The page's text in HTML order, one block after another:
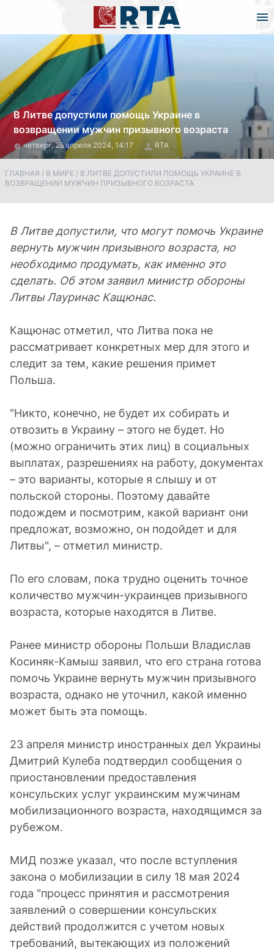
В Литве допустили помощь Украине в
возвращении мужчин призывного возраста
четверг, 25 апреля 2024, 14:17 RTA
ГЛАВНАЯ / В МИРЕ / В ЛИТВЕ ДОПУСТИЛИ ПОМОЩЬ УКРАИНЕ В
ВОЗВРАЩЕНИИ МУЖЧИН ПРИЗЫВНОГО ВОЗРАСТА
В Литве допустили, что могут помочь Украине
вернуть мужчин призывного возраста, но
необходимо продумать, как именно это
сделать. Об этом заявил министр обороны
Литвы Лауринас Кащюнас.
Кащюнас отметил, что Литва пока не
рассматривает конкретных мер для этого и
следит за тем, какие решения примет
Польша.
"Никто, конечно, не будет их собирать и
отвозить в Украину – этого не будет. Но
(можно ограничить этих лиц) в социальных
выплатах, разрешениях на работу, документах
– это варианты, которые я слышу и от
польской стороны. Поэтому давайте
подождем и посмотрим, какой вариант они
предложат, возможно, он подойдет и для
Литвы", – отметил министр.
По его словам, пока трудно оценить точное
количество мужчин-украинцев призывного
возраста, которые находятся в Литве.
Ранее министр обороны Польши Владислав
Косиняк-Камыш заявил, что его страна готова
помочь Украине вернуть мужчин призывного
возраста, однако не уточнил, какой именно
может быть эта помощь.
23 апреля министр иностранных дел Украины
Дмитрий Кулеба подтвердил сообщения о
приостановлении предоставления
консульских услуг украинским мужчинам
мобилизационного возраста, находящимся за
рубежом.
МИД позже указал, что после вступления
закона о мобилизации в силу 18 мая 2024
года "процесс принятия и рассмотрения
заявлений о совершении консульских
действий продолжится с учетом новых
требований, вытекающих из положений